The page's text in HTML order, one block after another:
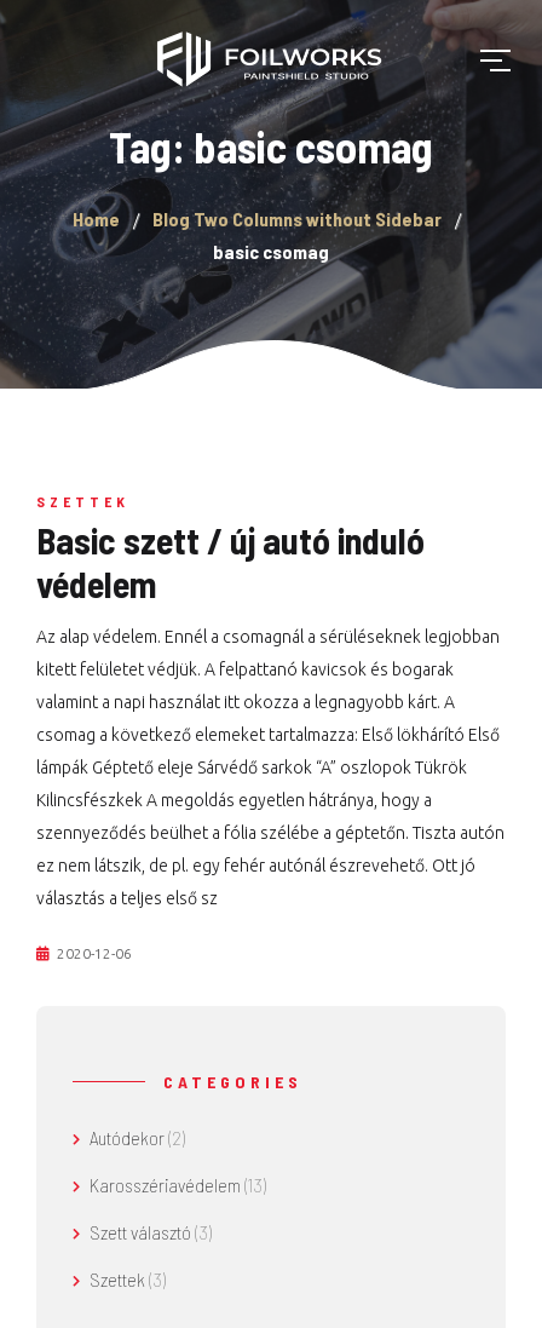
Tag: basic csomag
Home
Blog Two Columns without Sidebar
basic csomag
SZETTEK
Basic szett / új autó induló
védelem
Az alap védelem. Ennél a csomagnál a sérüléseknek legjobban
kitett felületet védjük. A felpattanó kavicsok és bogarak
valamint a napi használat itt okozza a legnagyobb kárt. A
csomag a következő elemeket tartalmazza: Első lökhárító Első
lámpák Géptető eleje Sárvédő sarkok “A” oszlopok Tükrök
Kilincsfészkek A megoldás egyetlen hátránya, hogy a
szennyeződés beülhet a fólia szélébe a géptetőn. Tiszta autón
ez nem látszik, de pl. egy fehér autónál észrevehető. Ott jó
választás a teljes első sz
2020-12-06
CATEGORIES
Autódekor(2)
Karosszériavédelem (13)
Szett választó (3)
Szettek (3)